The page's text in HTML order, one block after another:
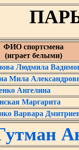
ФИО спортсмена
(играет белыми)
Людмила
Мила
Ангелина
Маргарита
Варвара